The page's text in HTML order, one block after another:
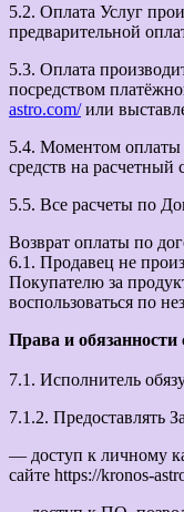
5.2. Оплата Услуг
предварительной
5.3. Оплата
посредством
astro.com/или
5.4. Моментом оплаты
средств на расчетный
5.5. Все расчеты по
Возврат оплаты по
6.1. Продавец не
Покупателю за
воспользоваться по
Права и обязанности
7.1. Исполнитель
7.1.2. Предоставлять
— доступ к личному
сайте https://kronos-